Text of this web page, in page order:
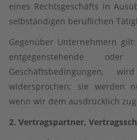
eines Rechtsgeschäfts in
selbständigen beruflichen
Gegenüber Unternehmern
entgegenstehende oder
Geschäftsbedingungen,
widersprochen; sie werden
wenn wir dem ausdrücklich
2. Vertragspartner,